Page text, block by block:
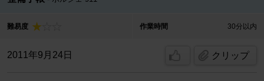
難易度 作業時間 30分以内
2011年9月24日 クリップ